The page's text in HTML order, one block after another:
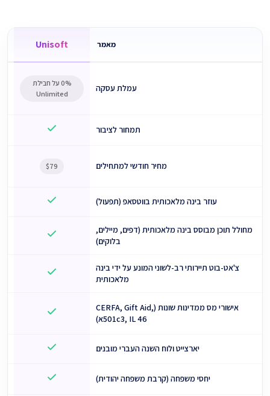
מאמר Unisoft
עמלת עסקה
0% על חבילת
Unlimited
תמחור לציבור
מחיר חודשי למתחילים $79
עוזר בינה מלאכותית בווטסאפ (תפעול)
מחולל תוכן מבוסס בינה מלאכותית (דפים, מיילים,
בלוקים)
צ'אט-בוט תיירותי רב-לשוני המונע על ידי בינה
מלאכותית
אישורי מס ממדינות שונות (CERFA, Gift Aid,
501c3, IL 46א)
יארצייט ולוח השנה העברי מובנים
יחסי משפחה (קרבת משפחה יהודית)